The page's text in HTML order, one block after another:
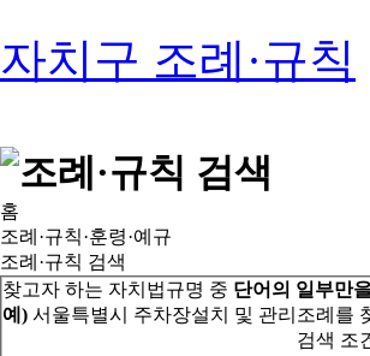
자치구 조례·규칙
홈
조례·규칙·훈령·예규
조례·규칙 검색
찾고자 하는 자치법규명 중 단어의 일부만
예) 서울특별시 주차장설치 및 관리조례를
검색 조